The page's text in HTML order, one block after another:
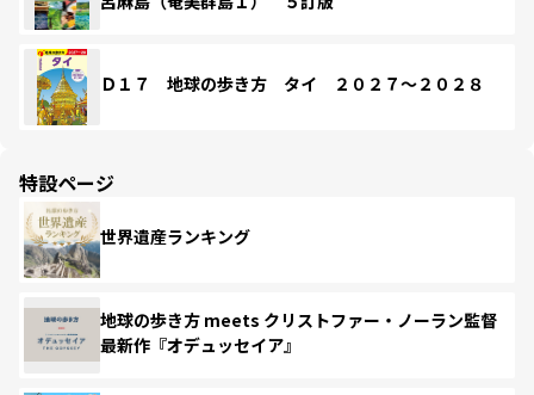
Ｄ１７ 地球の歩き方 タイ ２０２７～２０２８
特設ページ
世界遺産ランキング
地球の歩き方 meets クリストファー・ノーラン監督
最新作『オデュッセイア』